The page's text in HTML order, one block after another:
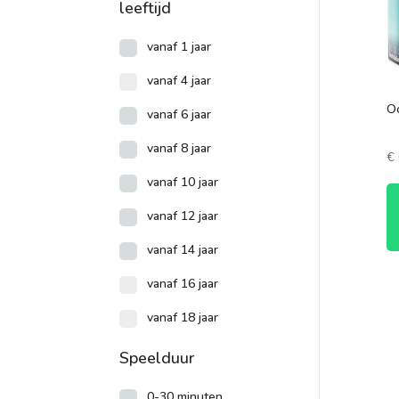
leeftijd
vanaf 1 jaar
vanaf 4 jaar
vanaf 6 jaar
vanaf 8 jaar
vanaf 10 jaar
vanaf 12 jaar
vanaf 14 jaar
vanaf 16 jaar
vanaf 18 jaar
Speelduur
€